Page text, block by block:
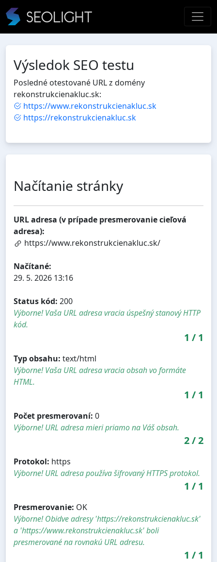
Výsledok SEO testu
Posledné otestované URL z domény
rekonstrukcienakluc.sk:
https://www.rekonstrukcienakluc.sk
https://rekonstrukcienakluc.sk
Načítanie stránky
URL adresa (v prípade presmerovanie cieľová
adresa):
https://www.rekonstrukcienakluc.sk/
Načítané:
29. 5. 2026 13:16
Status kód: 200
Výborne! Vaša URL adresa vracia úspešný stanový HTTP
kód.
1 / 1
Typ obsahu: text/html
Výborne! Vaša URL adresa vracia obsah vo formáte
HTML.
1 / 1
Počet presmerovaní: 0
Výborne! URL adresa mieri priamo na Váš obsah.
2/2
Protokol: https
Výborne! URL adresa používa šifrovaný HTTPS protokol.
1 / 1
Presmerovanie: OK
Výborne! Obidve adresy 'https://rekonstrukcienakluc.sk'
a 'https://www.rekonstrukcienakluc.sk' boli
presmerované na rovnakú URL adresu.
1 / 1